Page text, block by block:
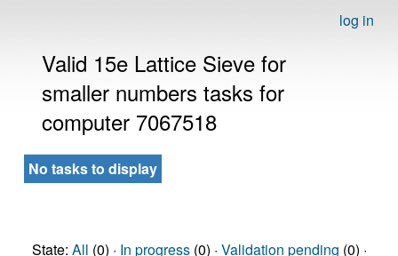
log in
Valid 15e Lattice Sieve for
smaller numbers tasks for
computer 7067518
No tasks to display
State: All (0) · In progress(0) · Validation pending (0) ·